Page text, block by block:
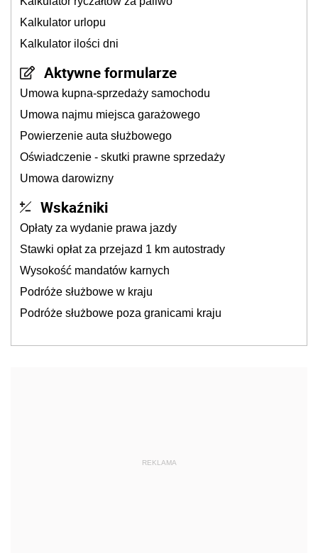
Kalkulator urlopu
Kalkulator ilości dni
Aktywne formularze
Umowa kupna-sprzedaży samochodu
Umowa najmu miejsca garażowego
Powierzenie auta służbowego
Oświadczenie - skutki prawne sprzedaży
Umowa darowizny
Wskaźniki
Opłaty za wydanie prawa jazdy
Stawki opłat za przejazd 1 km autostrady
Wysokość mandatów karnych
Podróże służbowe w kraju
Podróże służbowe poza granicami kraju
REKLAMA